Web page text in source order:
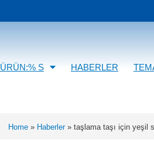
ÜRÜN:% S HABERLER
Home » Haberler» taşlama taşı için yeşil